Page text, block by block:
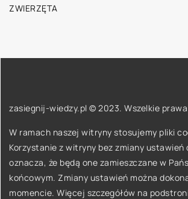
ZWIERZĘTA
zasiegnij-wiedzy.pl © 2023. Wszelkie
W ramach naszej witryny stosujemy pliki
Korzystanie z witryny bez zmiany ustawień
oznacza, że będą one zamieszczane w
końcowym. Zmiany ustawień można
momencie. Więcej szczegółów na